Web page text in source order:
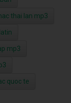
thai lan mp3
mp3
quoc te